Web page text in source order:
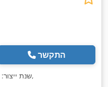
התקשר
שנת ייצור:,